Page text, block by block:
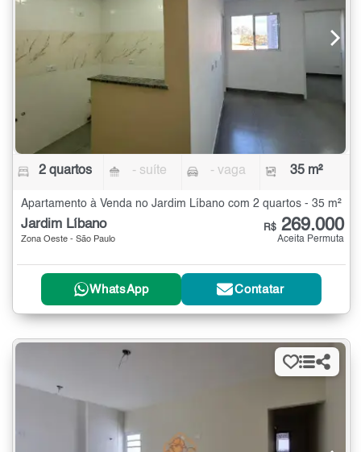
2 quartos - suíte - vaga 35 m²
Apartamento à Venda no Jardim Líbano com 2 quartos - 35 m²
Jardim Líbano
Zona Oeste - São Paulo
R$ 269.000
Aceita Permuta
WhatsApp Contatar